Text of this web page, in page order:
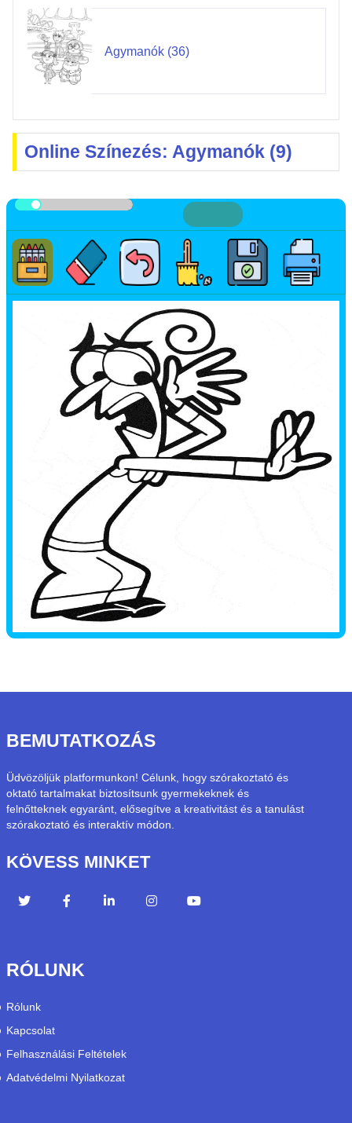
Agymanók (36)
Online Színezés: Agymanók (9)
BEMUTATKOZÁS
Üdvözöljük platformunkon! Célunk, hogy szórakoztató és
oktató tartalmakat biztosítsunk gyermekeknek és
felnőtteknek egyaránt, elősegítve a kreativitást és a tanulást
szórakoztató és interaktív módon.
KÖVESS MINKET
RÓLUNK
Rólunk
Kapcsolat
Felhasználási Feltételek
Adatvédelmi Nyilatkozat